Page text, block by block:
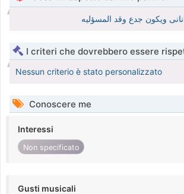
ويكون جدع وقد المسؤليه
I criteri che dovrebbero essere
Nessun criterio è stato personalizzato
Conoscere me
Interessi
Non specificato
Gusti musicali